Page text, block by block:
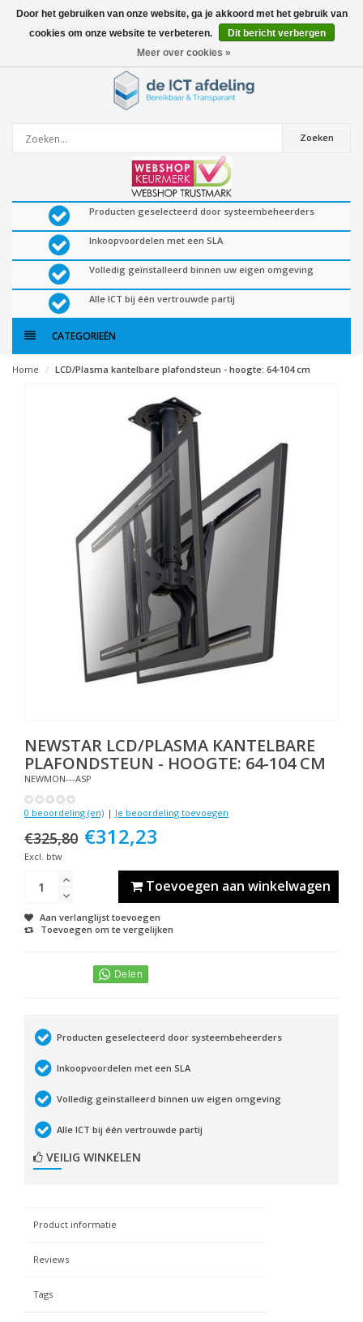
0artikelen
Zoeken
Producten geselecteerd door systeembeheerders
Inkoopvoordelen met een SLA
Volledig geïnstalleerd binnen uw eigen omgeving
Alle ICT bij één vertrouwde partij
CATEGORIEËN
Home LCD/Plasma kantelbare plafondsteun - hoogte: 64-104 cm
NEWSTAR LCD/PLASMA KANTELBARE
PLAFONDSTEUN - HOOGTE: 64-104 CM
NEWMON---ASP
0 beoordeling (en) | Je beoordeling toevoegen
€325,80 €312,23
Excl. btw
Toevoegen aan winkelwagen
Aan verlanglijst toevoegen
Toevoegen om te vergelijken
Producten geselecteerd door systeembeheerders
Inkoopvoordelen met een SLA
Volledig geïnstalleerd binnen uw eigen omgeving
Alle ICT bij één vertrouwde partij
VEILIG WINKELEN
Product informatie
Reviews
Tags
Door het gebruiken van onze website, ga je akkoord met het gebruik van
cookies om onze website te verbeteren.
Dit bericht verbergen
Meer over cookies »